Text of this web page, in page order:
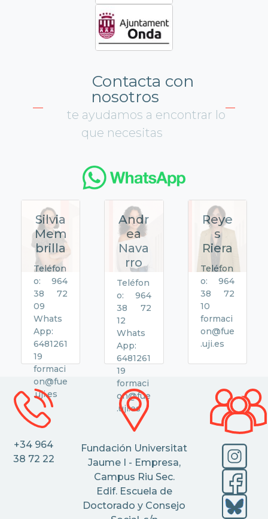
Contacta con
nosotros
te ayudamos a encontrar lo
que necesitas
Silvia
Mem
brilla
Teléfon
o: 964
38 72
09
Whats
App:
6481261
19
formaci
on@fue
.uji.es
Andr
ea
Nava
rro
Teléfon
o: 964
38 72
12
Whats
App:
6481261
19
formaci
on@fue
.uji.es
Reye
s
Riera
Teléfon
o: 964
38 72
10
formaci
on@fue
.uji.es
+34 964
38 72 22
Fundación Universitat
Jaume I - Empresa,
Campus Riu Sec.
Edif. Escuela de
Doctorado y Consejo